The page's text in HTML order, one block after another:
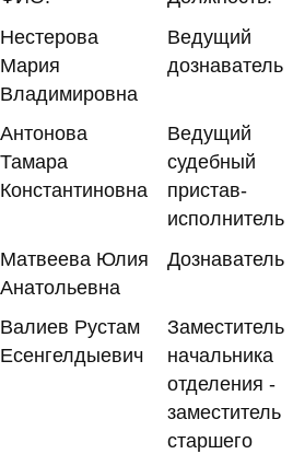
Нестерова
Мария
Владимировна
Ведущий
дознаватель
Антонова
Тамара
Константиновна
Ведущий
судебный
пристав-
исполнитель
Матвеева Юлия
Анатольевна
Дознаватель
Валиев Рустам
Есенгелдыевич
Заместитель
начальника
отделения -
заместитель
старшего